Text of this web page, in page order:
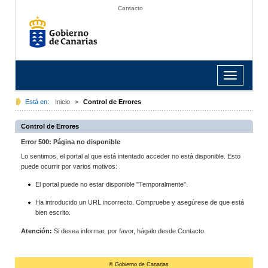
Contacto
Toggle
navigation
Está en: Inicio > Control de Errores
Control de Errores
Error 500: Página no disponible
Lo sentimos, el portal al que está intentado acceder no está disponible. Esto
puede ocurrir por varios motivos:
El portal puede no estar disponible "Temporalmente".
Ha introducido un URL incorrecto. Compruebe y asegúrese de que está
bien escrito.
Atención: Si desea informar, por favor, hágalo desde Contacto.
© Gobierno de Canarias